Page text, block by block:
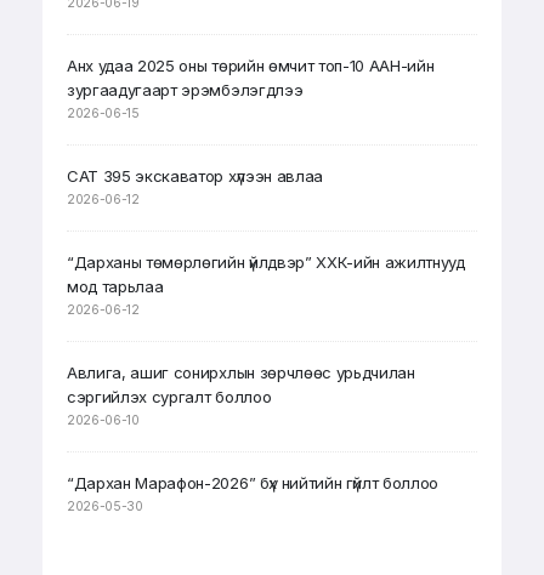
Анх удаа 2025 оны төрийн өмчит топ-10 ААН-ийн
зургаадугаарт эрэмбэлэгдлээ
2026-06-15
CAT 395 экскаватор хүлээн авлаа
2026-06-12
“Дарханы төмөрлөгийн үйлдвэр” ХХК-ийн ажилтнууд
мод тарьлаа
2026-06-12
Авлига, ашиг сонирхлын зөрчлөөс урьдчилан
сэргийлэх сургалт боллоо
2026-06-10
“Дархан Марафон-2026” бүх нийтийн гүйлт боллоо
2026-05-30